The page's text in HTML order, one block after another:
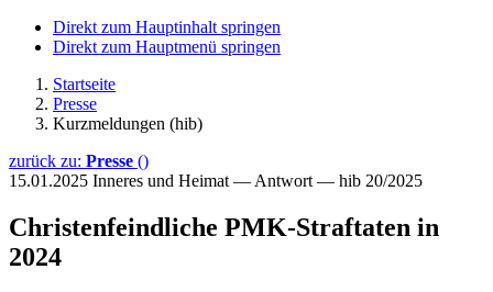
Direkt zum Hauptinhalt springen
Direkt zum Hauptmenü springen
Startseite
Presse
Kurzmeldungen (hib)
zurück zu: Presse ()
15.01.2025 Inneres und Heimat — Antwort — hib 20/2025
Christenfeindliche PMK-Straftaten in
2024